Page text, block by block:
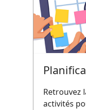
Retrouvez
activités